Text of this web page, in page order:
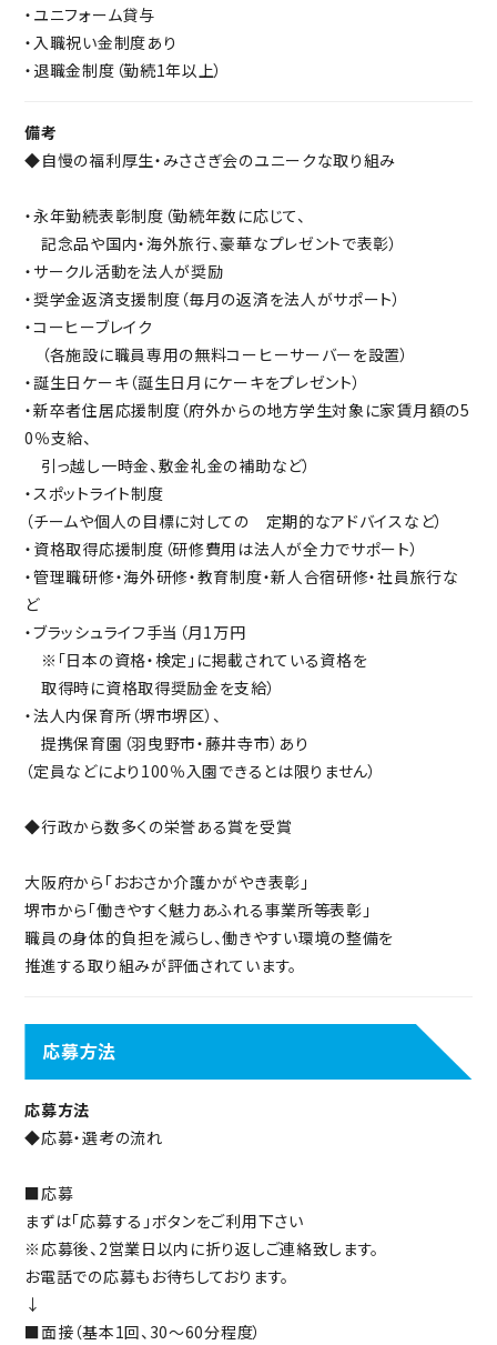
・ユニフォーム貸与
・入職祝い金制度あり
・退職金制度（勤続1年以上）
備考
◆自慢の福利厚生・みささぎ会のユニークな取り組み
・永年勤続表彰制度（勤続年数に応じて、
記念品や国内・海外旅行、豪華なプレゼントで表彰）
・サークル活動を法人が奨励
・奨学金返済支援制度（毎月の返済を法人がサポート）
・コーヒーブレイク
（各施設に職員専用の無料コーヒーサーバーを設置）
・誕生日ケーキ（誕生日月にケーキをプレゼント）
・新卒者住居応援制度（府外からの地方学生対象に家賃月額の5
0％支給、
引っ越し一時金、敷金礼金の補助など）
・スポットライト制度
（チームや個人の目標に対しての 定期的なアドバイスなど）
・資格取得応援制度（研修費用は法人が全力でサポート）
・管理職研修・海外研修・教育制度・新人合宿研修・社員旅行な
ど
・ブラッシュライフ手当（月1万円
※「日本の資格・検定」に掲載されている資格を
取得時に資格取得奨励金を支給）
・法人内保育所（堺市堺区）、
提携保育園（羽曳野市・藤井寺市）あり
（定員などにより100％入園できるとは限りません）
◆行政から数多くの栄誉ある賞を受賞
大阪府から「おおさか介護かがやき表彰」
堺市から「働きやすく魅力あふれる事業所等表彰」
職員の身体的負担を減らし、働きやすい環境の整備を
推進する取り組みが評価されています。
応募方法
応募方法
◆応募・選考の流れ
■応募
まずは「応募する」ボタンをご利用下さい
※応募後、2営業日以内に折り返しご連絡致します。
お電話での応募もお待ちしております。
↓
■面接（基本1回、30～60分程度）